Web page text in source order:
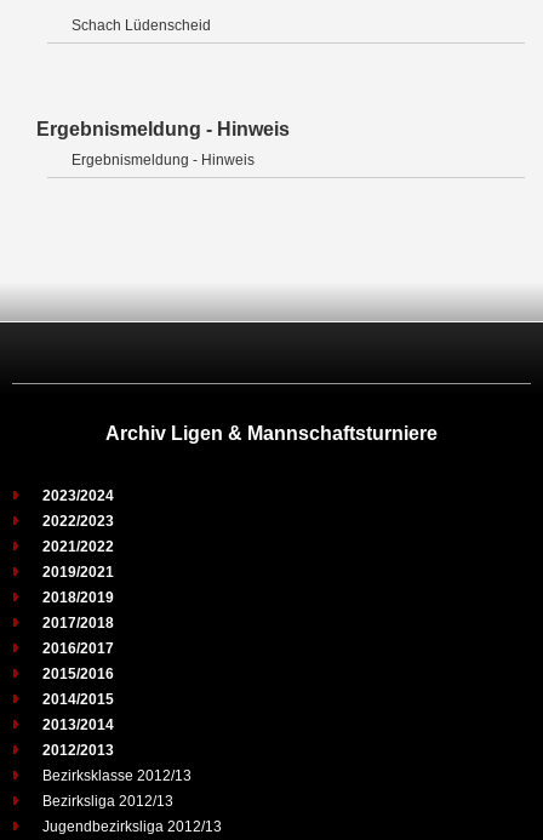
Schach Lüdenscheid
Ergebnismeldung - Hinweis
Ergebnismeldung - Hinweis
Archiv Ligen & Mannschaftsturniere
2023/2024
2022/2023
2021/2022
2019/2021
2018/2019
2017/2018
2016/2017
2015/2016
2014/2015
2013/2014
2012/2013
Bezirksklasse 2012/13
Bezirksliga 2012/13
Jugendbezirksliga 2012/13